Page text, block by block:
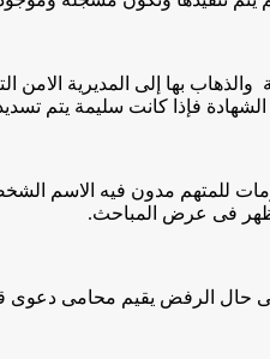
بها إلى المديرية الامن
فإذا كانت سليمة يتم
للمتهم مدون فيه الاسم
يظهر فى عرض المباحث.
وفى حال الرفض يقيم محامى